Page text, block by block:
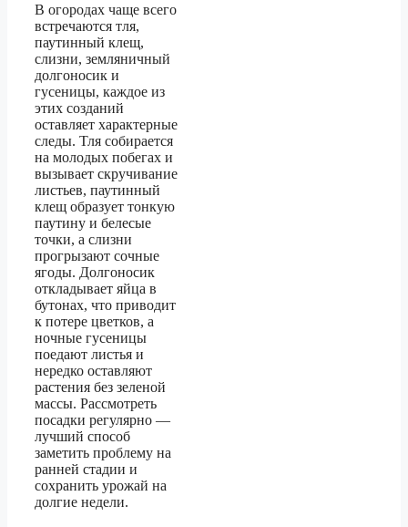
В огородах чаще всего
встречаются тля,
паутинный клещ,
слизни, земляничный
долгоносик и
гусеницы, каждое из
этих созданий
оставляет характерные
следы. Тля собирается
на молодых побегах и
вызывает скручивание
листьев, паутинный
клещ образует тонкую
паутину и белесые
точки, а слизни
прогрызают сочные
ягоды. Долгоносик
откладывает яйца в
бутонах, что приводит
к потере цветков, а
ночные гусеницы
поедают листья и
нередко оставляют
растения без зеленой
массы. Рассмотреть
посадки регулярно —
лучший способ
заметить проблему на
ранней стадии и
сохранить урожай на
долгие недели.